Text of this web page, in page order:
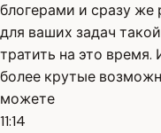
блогерами и сразу же
для ваших задач
тратить на это время.
более крутые
можете
11:14